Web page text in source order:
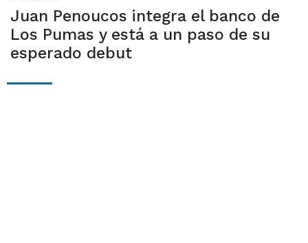
Juan Penoucos integra el banco de
Los Pumas y está a un paso de su
esperado debut